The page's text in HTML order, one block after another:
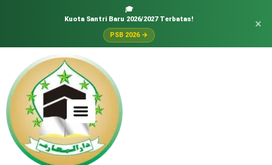
🎓
Kuota Santri Baru 2026/2027 Terbatas!
PSB 2026 →
×